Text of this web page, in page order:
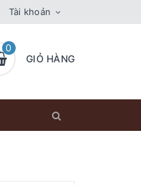
Tài khoản
0
GIỎ HÀNG